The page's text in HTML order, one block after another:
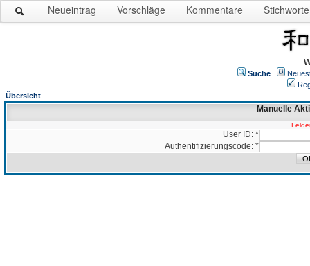
Neueintrag Vorschläge Kommentare Stichworte
Suche
Übersicht
Manuelle
User ID: *
Authentifizierungscode: *